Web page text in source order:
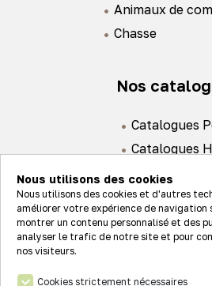
Animaux de
Chasse
Nos
Catalogues
Catalogues
Actualités
Nous utilisons des cookies
Nous utilisons des cookies et d'autres
améliorer votre expérience de navigation
montrer un contenu personnalisé et des
analyser le trafic de notre site et pour
nos visiteurs.
Cookies strictement nécessaires